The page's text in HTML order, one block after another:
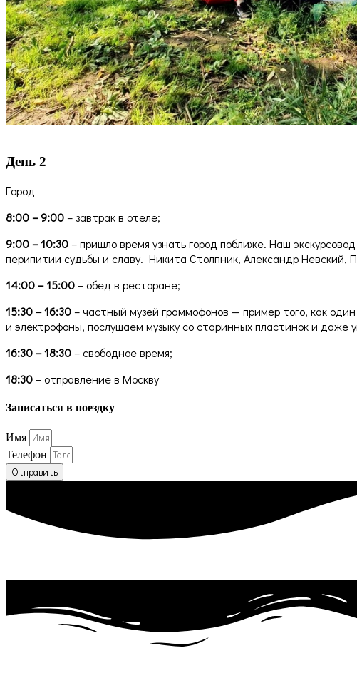
День 2
Город
8:00 – 9:00– завтрак в отеле;
9:00 – 10:30– пришло время узнать город поближе. Наш
перипитии судьбы и славу. Никита Столпник, Александр
14:00 – 15:00– обед в ресторане;
15:30 – 16:30– частный музей граммофонов — пример того, как
и электрофоны, послушаем музыку со старинных пластинок и
16:30 – 18:30– свободное время;
18:30– отправление в Москву
Записаться в поездку
Имя
Телефон
Отправить